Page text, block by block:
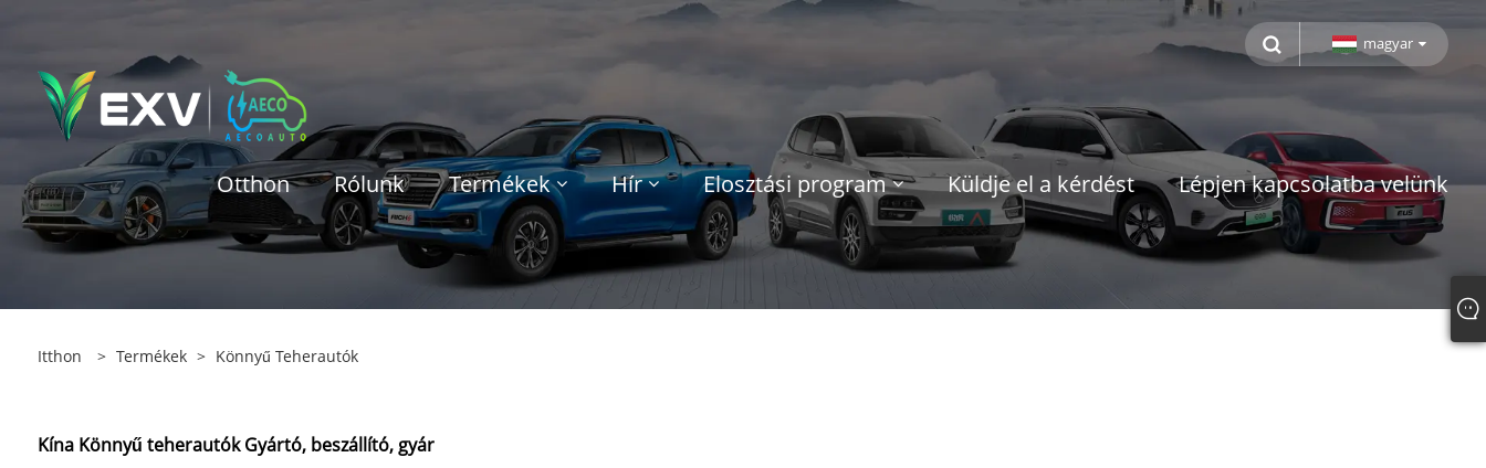
magyar
Otthon Rólunk Termékek Hír Elosztási program Küldje el a kérdést Lépjen kapcsolatba velünk
Itthon > Termékek > Könnyű Teherautók
Kína Könnyű teherautók Gyártó, beszállító, gyár